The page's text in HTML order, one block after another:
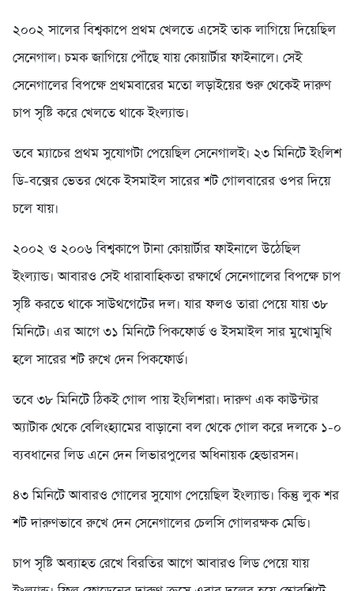
২০০২ সালের বিশ্বকাপে প্রথম খেলতে এসেই তাক লাগিয়ে দিয়েছিল
সেনেগাল। চমক জাগিয়ে পৌঁছে যায় কোয়ার্টার ফাইনালে। সেই
সেনেগালের বিপক্ষে প্রথমবারের মতো লড়াইয়ের শুরু থেকেই দারুণ
চাপ সৃষ্টি করে খেলতে থাকে ইংল্যান্ড।
তবে ম্যাচের প্রথম সুযোগটা পেয়েছিল সেনেগালই। ২৩ মিনিটে ইংলিশ
ডি-বক্সের ভেতর থেকে ইসমাইল সারের শট গোলবারের ওপর দিয়ে
চলে যায়।
২০০২ ও ২০০৬ বিশ্বকাপে টানা কোয়ার্টার ফাইনালে উঠেছিল
ইংল্যান্ড। আবারও সেই ধারাবাহিকতা রক্ষার্থে সেনেগালের বিপক্ষে চাপ
সৃষ্টি করতে থাকে সাউথগেটের দল। যার ফলও তারা পেয়ে যায় ৩৮
মিনিটে। এর আগে ৩১ মিনিটে পিকফোর্ড ও ইসমাইল সার মুখোমুখি
হলে সারের শট রুখে দেন পিকফোর্ড।
তবে ৩৮ মিনিটে ঠিকই গোল পায় ইংলিশরা। দারুণ এক কাউন্টার
অ্যাটাক থেকে বেলিংহ্যামের বাড়ানো বল থেকে গোল করে দলকে ১-০
ব্যবধানের লিড এনে দেন লিভারপুলের অধিনায়ক হেন্ডারসন।
৪৩ মিনিটে আবারও গোলের সুযোগ পেয়েছিল ইংল্যান্ড। কিন্তু লুক শর
শট দারুণভাবে রুখে দেন সেনেগালের চেলসি গোলরক্ষক মেন্ডি।
চাপ সৃষ্টি অব্যাহত রেখে বিরতির আগে আবারও লিড পেয়ে যায়